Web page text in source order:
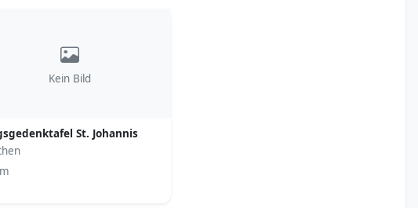
Kein Bild
St. Johannis